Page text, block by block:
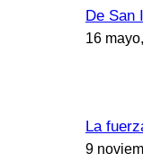
De San
16
La
9